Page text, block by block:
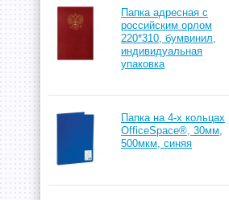
Папка адресная с
российским орлом
220*310, бумвинил,
индивидуальная
упаковка
Папка на 4-х кольцах
OfficeSpace®, 30мм,
500мкм, синяя